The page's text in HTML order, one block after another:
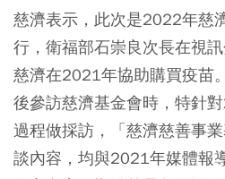
慈濟表示，此次是2022年慈
行，衛福部石崇良次長在視
慈濟在2021年協助購買疫苗
後參訪慈濟基金會時，特針
過程做採訪，「慈濟慈善事
談內容，均與2021年媒體報